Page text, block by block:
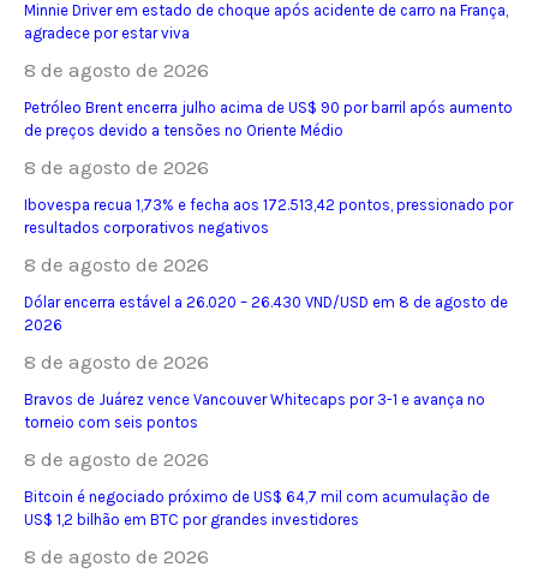
Minnie Driver em estado de choque após acidente de carro na França,
agradece por estar viva
8 de agosto de 2026
Petróleo Brent encerra julho acima de US$ 90 por barril após aumento
de preços devido a tensões no Oriente Médio
8 de agosto de 2026
Ibovespa recua 1,73% e fecha aos 172.513,42 pontos, pressionado por
resultados corporativos negativos
8 de agosto de 2026
Dólar encerra estável a 26.020 – 26.430 VND/USD em 8 de agosto de
2026
8 de agosto de 2026
Bravos de Juárez vence Vancouver Whitecaps por 3-1 e avança no
torneio com seis pontos
8 de agosto de 2026
Bitcoin é negociado próximo de US$ 64,7 mil com acumulação de
US$ 1,2 bilhão em BTC por grandes investidores
8 de agosto de 2026